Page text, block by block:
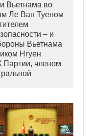
Вьетнама во
Ле Ван Туеном
– и
Вьетнама
Нгуен
Партии, членом
члена